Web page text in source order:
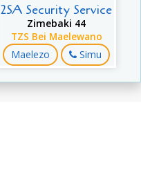
2SA Security Service
Zimebaki 44
TZS Bei Maelewano
Maelezo Simu